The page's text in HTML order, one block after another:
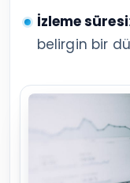
İzleme süresi
belirgin bir